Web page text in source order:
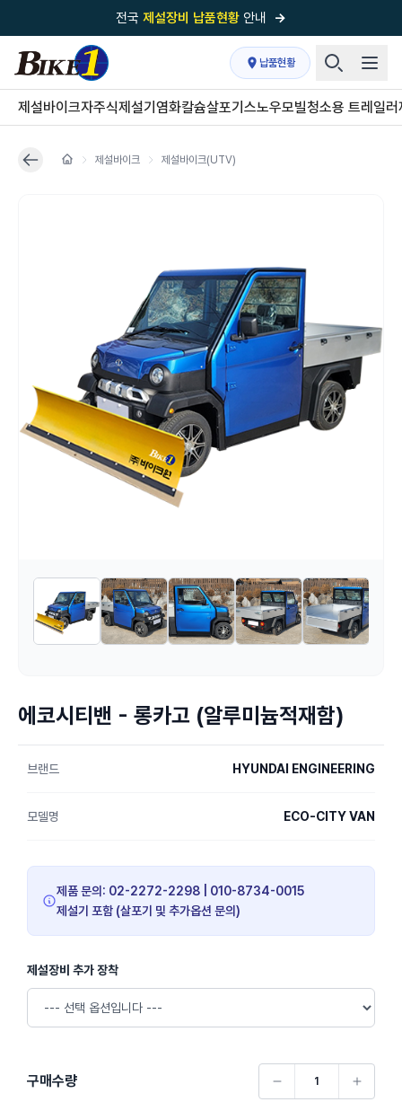
전국 제설장비 납품현황 안내 →
국내 1위 제설장비 제작 전문업체 (주)바이크원
제설 현장의 정답!다목적 차량의 표준!
전국제설장비 납품현황안내→
'국내 유일'의 특허 제설 시스템
납품현황
제설바이크자주식제설기 염화칼슘살포기 스노우모빌청소용 트레일러
제설바이크 제설바이크(UTV)
에코시티밴 - 롱카고 (알루미늄적재함)
브랜드 HYUNDAI ENGINEERING
모델명 ECO-CITY VAN
제품 문의: 02-2272-2298 | 010-8734-0015
제설기 포함 (살포기 및 추가옵션 문의)
제설장비 추가 장착
구매수량